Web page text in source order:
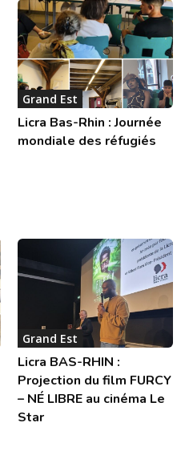
Grand Est
Licra Bas-Rhin : Journée
mondiale des réfugiés
Grand Est
Licra BAS-RHIN :
Projection du film FURCY
– NÉ LIBRE au cinéma Le
Star